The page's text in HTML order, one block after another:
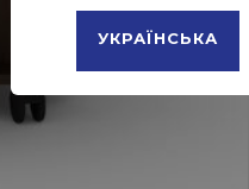
УКРАЇНСЬКА